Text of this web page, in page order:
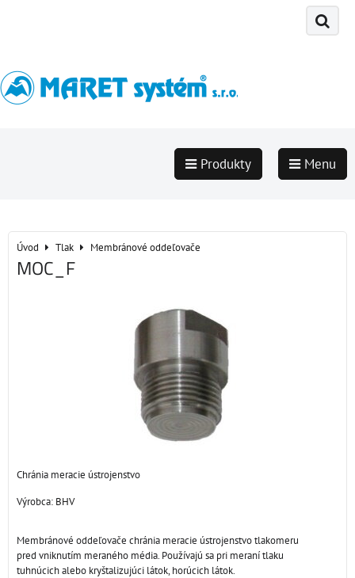
Produkty Menu
Úvod Tlak Membránové oddeľovače
MOC_F
Chránia meracie ústrojenstvo
Výrobca: BHV
Membránové oddeľovače chránia meracie ústrojenstvo tlakomeru
pred vniknutím meraného média. Používajú sa pri meraní tlaku
tuhnúcich alebo kryštalizujúci látok, horúcich látok.